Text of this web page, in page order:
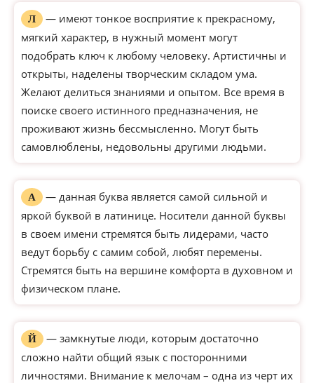
Л
— имеют тонкое восприятие к прекрасному,
мягкий характер, в нужный момент могут
подобрать ключ к любому человеку. Артистичны и
открыты, наделены творческим складом ума.
Желают делиться знаниями и опытом. Все время в
поиске своего истинного предназначения, не
проживают жизнь бессмысленно. Могут быть
самовлюблены, недовольны другими людьми.
А
— данная буква является самой сильной и
яркой буквой в латинице. Носители данной буквы
в своем имени стремятся быть лидерами, часто
ведут борьбу с самим собой, любят перемены.
Стремятся быть на вершине комфорта в духовном и
физическом плане.
Й
— замкнутые люди, которым достаточно
сложно найти общий язык с посторонними
личностями. Внимание к мелочам – одна из черт их